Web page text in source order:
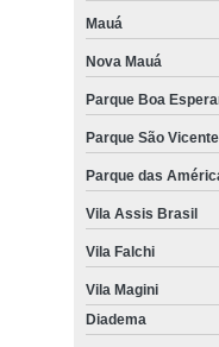
Mauá
Nova Mauá
Parque Boa
Parque São Vicente
Parque das
Vila Assis Brasil
Vila Falchi
Vila Magini
Diadema